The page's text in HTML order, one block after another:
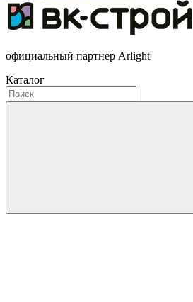
официальный партнер Arlight
Каталог